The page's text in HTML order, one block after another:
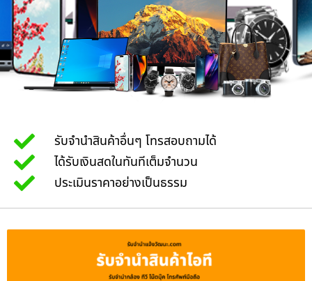
รับจำนำสินค้าอื่นๆ โทรสอบถามได้
ได้รับเงินสดในทันทีเต็มจำนวน
ประเมินราคาอย่างเป็นธรรม